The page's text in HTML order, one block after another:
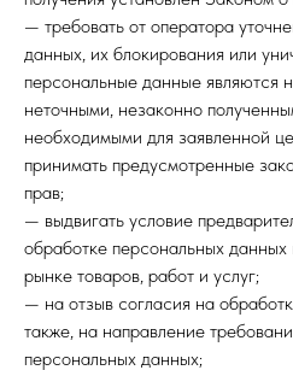
— требовать от оператора
данных, их блокирования или
персональные данные являются
неточными, незаконно
необходимыми для заявленной
принимать предусмотренные
прав;
— выдвигать условие
обработке персональных
рынке товаров, работ и услуг;
— на отзыв согласия на
также, на направление
персональных данных;